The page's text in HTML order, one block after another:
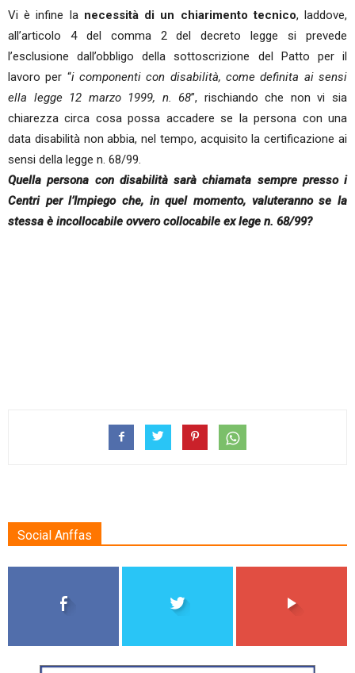
Vi è infine lanecessità di un chiarimento tecnico, laddove,
all’articolo 4 del comma 2 del decreto legge si prevede
l’esclusione dall’obbligo della sottoscrizione del Patto per il
lavoro per “i componenti con disabilità, come definita ai sensi
ella legge 12 marzo 1999, n. 68”, rischiando che non vi sia
chiarezza circa cosa possa accadere se la persona con una
data disabilità non abbia, nel tempo, acquisito la certificazione ai
sensi della legge n. 68/99.
Quella persona con disabilità sarà chiamata sempre presso i
Centri per l’Impiego che, in quel momento, valuteranno se la
stessa è incollocabile ovvero collocabile ex lege n. 68/99?
Social Anffas